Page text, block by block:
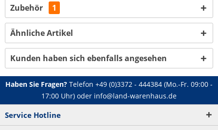
Zubehör 1
Ähnliche Artikel
Kunden haben sich ebenfalls angesehen
Haben Sie Fragen? Telefon +49 (0)3372 - 444384 (Mo.-Fr. 09:00 -
17:00 Uhr) oder info@land-warenhaus.de
Service Hotline